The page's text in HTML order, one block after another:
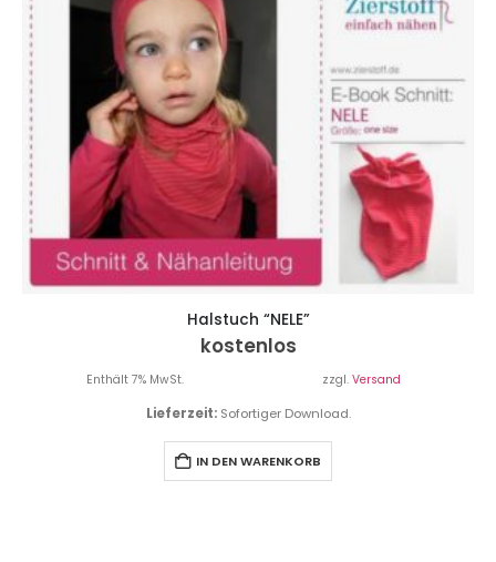
Halstuch “NELE”
kostenlos
Enthält 7% MwSt. zzgl. Versand
Lieferzeit:Sofortiger Download.
IN DEN WARENKORB